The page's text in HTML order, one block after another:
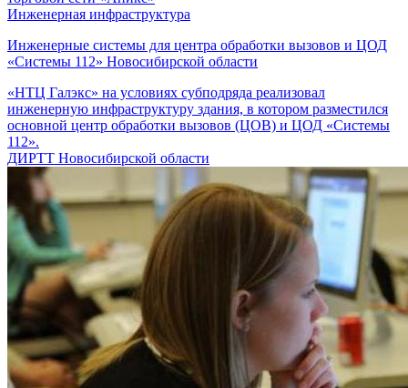
Инженерная инфраструктура
Инженерные системы для центра обработки вызовов и ЦОД
«Системы 112» Новосибирской области
«НТЦ Галэкс» на условиях субподряда реализовал
инженерную инфраструктуру здания, в котором разместился
основной центр обработки вызовов (ЦОВ) и ЦОД «Системы
112».
ДИРТТ Новосибирской области